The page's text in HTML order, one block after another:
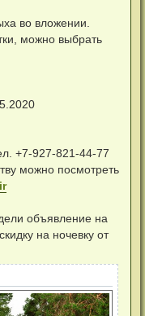
во вложении.
можно выбрать
+7-927-821-44-77
можно посмотреть
объявление на
на ночевку от